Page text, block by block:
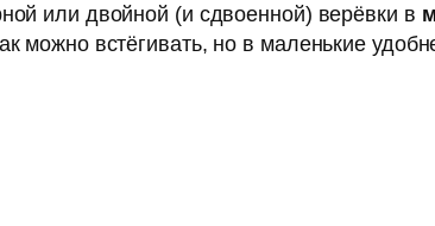
или двойной (и сдвоенной) верёвки в
можно встёгивать, но в маленькие